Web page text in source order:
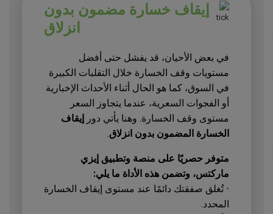
إيقاف خسارة مضمون بدون
انزلاق
في بعض الأحيان، قد يفشل حتى أفضل
مستويات وقف الخسارة خلال التقلبات الكبيرة
في السوق، كما هو الحال أثناء الأحداث الإخبارية
أو الفجوات السعرية، عندما يتجاوز السعر
مستوى وقف الخسارة. وهنا يأتي دور إيقاف
الخسارة المضمون بدون انزلاق.
متوفر حصريًا على منصة وتطبيق إيزي
ماركتس، وتضمن هذه الأداة ما يلي:
•تُغلق صفقتك دائمًا عند مستوى إيقاف الخسارة
المحدد.